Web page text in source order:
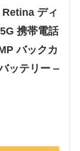
ディ
携帯電話
バックカ
ッテリー ‒